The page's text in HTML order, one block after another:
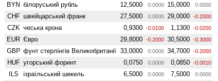
BYN білоруський рубль 12,5000 0.0000 15,0000 0.0000
CHF швейцарський франк 27,5000 0.0000 29,0000 -0.2000
CZK чеська крона 0,9300 -0.0100 1,1300 -0.0200
EUR Євро 29,8000 -0.2000 30,5000 -0.3000
GBP фунт стерлінгів Велико­британії 33,0000 0.0000 34,7000 -0.2000
HUF угорський форинт 0,0750 0.0000 0,0850 -0.0010
ILS ізраїльський шекель 6,5000 0.0000 7,5000 0.0000